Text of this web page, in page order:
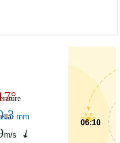
mm
m/s
06:10